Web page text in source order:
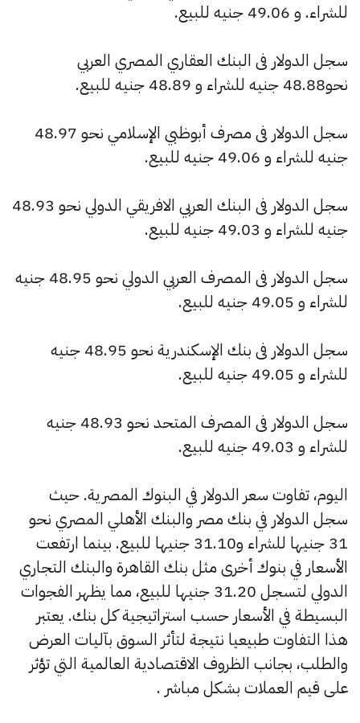
للشراء. و 49.06 جنيه للبيع.
سجل الدولار فى البنك العقاري المصري العربي
نحو48.88 جنيه للشراء و 48.89 جنيه للبيع.
سجل الدولار فى مصرف أبوظبي الإسلامي نحو 48.97
جنيه للشراء و 49.06 جنيه للبيع.
سجل الدولار فى البنك العربي الافريقي الدولي نحو 48.93
جنيه للشراء و 49.03 جنيه للبيع.
سجل الدولار فى المصرف العربي الدولي نحو 48.95 جنيه
للشراء و 49.05 جنيه للبيع.
سجل الدولار فى بنك الإسكندرية نحو 48.95 جنيه
للشراء و 49.05 جنيه للبيع.
سجل الدولار فى المصرف المتحد نحو 48.93 جنيه
للشراء و 49.03 جنيه للبيع.
اليوم، تفاوت سعر الدولار في البنوك المصرية. حيث
سجل الدولار في بنك مصر والبنك الأهلي المصري نحو
31 جنيها للشراء و31.10 جنيها للبيع. بينما ارتفعت
الأسعار في بنوك أخرى مثل بنك القاهرة والبنك التجاري
الدولي لتسجل 31.20 جنيها للبيع، مما يظهر الفجوات
البسيطة في الأسعار حسب استراتيجية كل بنك. يعتبر
هذا التفاوت طبيعيا نتيجة لتأثر السوق بآليات العرض
والطلب، بجانب الظروف الاقتصادية العالمية التي تؤثر
على قيم العملات بشكل مباشر .